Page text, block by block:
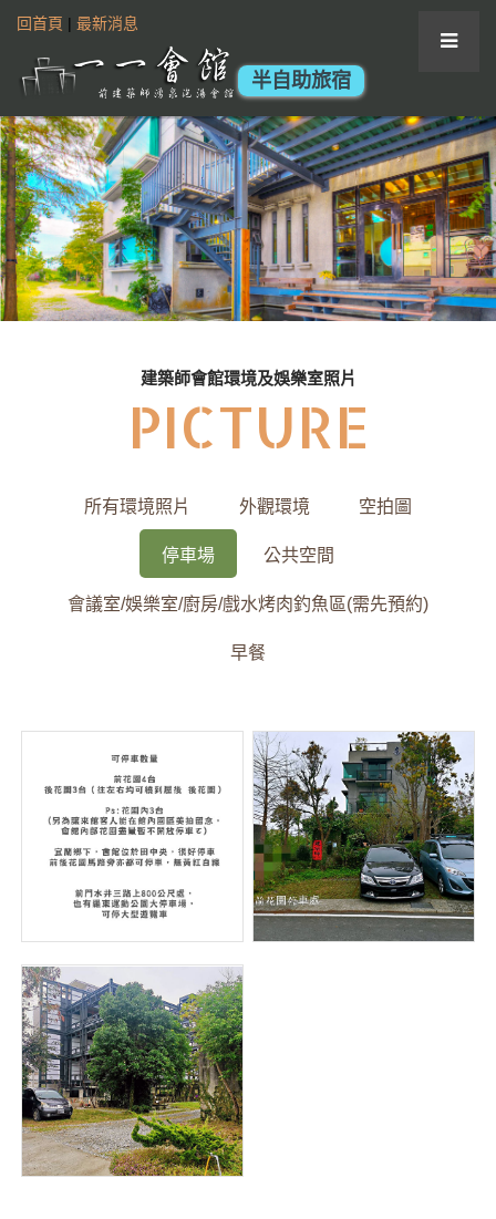
回首頁 | 最新消息
半自助旅宿
建築師會館環境及娛樂室照片
PICTURE
所有環境照片 外觀環境 空拍圖
停車場 公共空間
會議室/娛樂室/廚房/戲水烤肉釣魚區(需先預約)
早餐